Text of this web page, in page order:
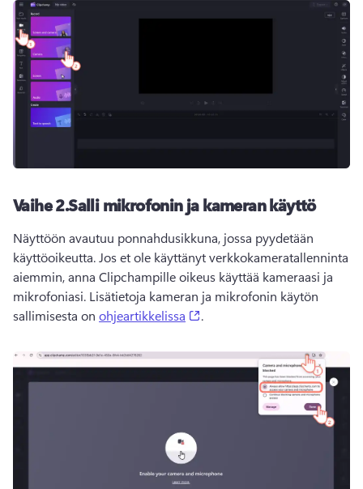
Vaihe 2.Salli mikrofonin ja kameran käyttö
Näyttöön avautuu ponnahdusikkuna, jossa pyydetään
käyttöoikeutta. Jos et ole käyttänyt verkkokameratallenninta
aiemmin, anna Clipchampille oikeus käyttää kameraasi ja
mikrofoniasi. Lisätietoja kameran ja mikrofonin käytön
sallimisesta on ohjeartikkelissa .